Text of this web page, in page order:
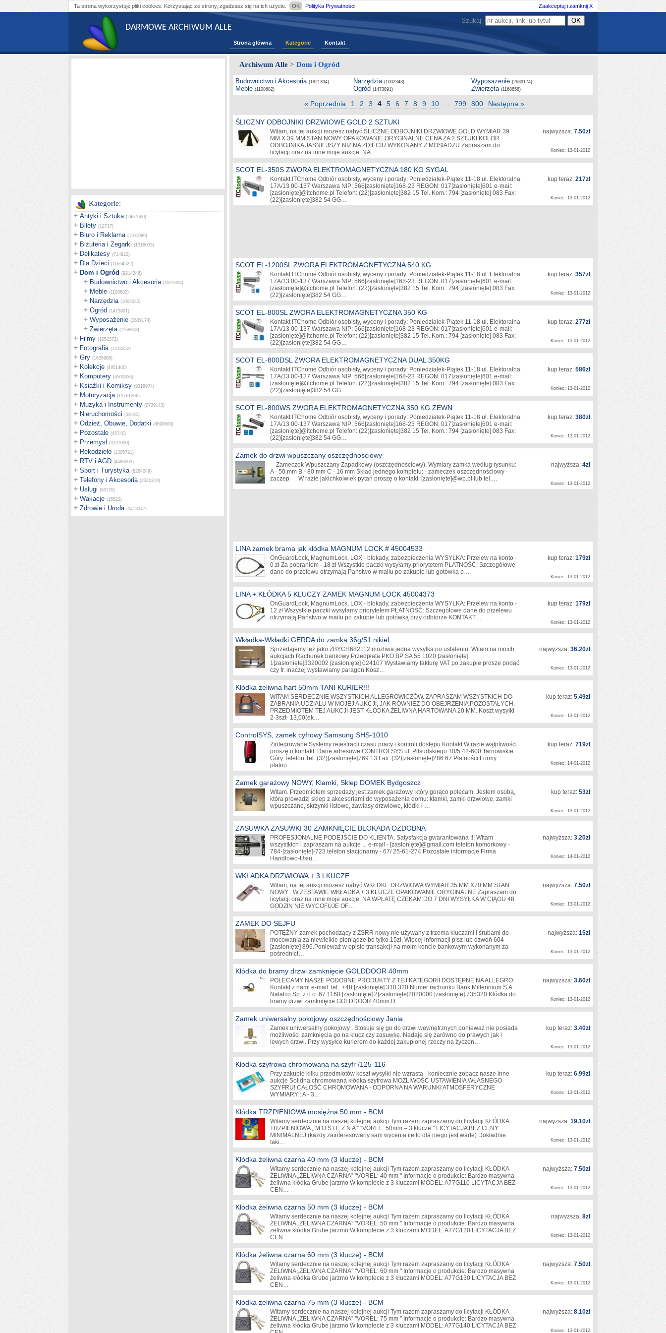
Ta strona wykorzystuje pliki cookies. Korzystając ze strony, zgadzasz się na ich użycie. OK Polityka Prywatności Zaakceptuj i zamknij X
DARMOWE ARCHIWUM ALLE
Strona główna Kategorie Kontakt
Szukaj:
Kategorie:
+ Antyki i Sztuka (2467660)
+ Bilety (12717)
+ Biuro i Reklama (1101086)
+ Biżuteria i Zegarki (1318033)
+ Delikatesy (714822)
+ Dla Dzieci (11664522)
+ Dom i Ogród (9214346)
+ Budownictwo i Akcesoria (1821394)
+ Meble (1108682)
+ Narzędzia (1002343)
+ Ogród (1473891)
+ Wyposażenie (2639174)
+ Zwierzęta (1168858)
+ Filmy (1052372)
+ Fotografia (1233352)
+ Gry (1635988)
+ Kolekcje (4951400)
+ Komputery (4500856)
+ Książki i Komiksy (9318974)
+ Motoryzacja (12761266)
+ Muzyka i Instrumenty (2739143)
+ Nieruchomości (38185)
+ Odzież, Obuwie, Dodatki (4599609)
+ Pozostałe (45740)
+ Przemysł (3137090)
+ Rękodzieło (1305721)
+ RTV i AGD (4480003)
+ Sport i Turystyka (6284249)
+ Telefony i Akcesoria (2320319)
+ Usługi (65729)
+ Wakacje (15522)
+ Zdrowie i Uroda (3413347)
Archiwum Alle > Dom i Ogród
Budownictwo i Akcesoria (1821394)
Meble (1108682)
Narzędzia (1002343)
Ogród (1473891)
Wyposażenie (2639174)
Zwierzęta (1168858)
« Poprzednia 1 2 3 4 5 6 7 8 9 10 … 799 800 Następna »
ŚLICZNY ODBOJNIKI DRZWIOWE GOLD 2 SZTUKI
Witam, na tej aukcji możesz nabyć ŚLICZNE ODBOJNIKI DRZWIOWE GOLD WYMIAR 39
MM X 39 MM STAN NOWY OPAKOWANIE ORYGINALNE CENA ZA 2 SZTUKI KOLOR
ODBOJNIKA JASNIEJSZY NIZ NA ZDIECIU WYKONANY Z MOSIADZU Zapraszam do
licytacji oraz na inne moje aukcje. NA …
najwyższa: 7.50zł
Koniec: 13-01-2012
SCOT EL-350S ZWORA ELEKTROMAGNETYCZNA 180 KG SYGAL
Kontakt ITChome Odbiór osobisty, wyceny i porady: Poniedziałek-Piątek 11-18 ul. Elektoralna
17A/13 00-137 Warszawa NIP: 566 [zasłonięte]168-23 REGON: 017 [zasłonięte]601 e-mail:
[zasłonięte]@itchome.pl Telefon: (22)[zasłonięte]382 15 Tel. Kom.: 794 [zasłonięte] 083 Fax:
(22)[zasłonięte]382 54 GG…
kup teraz: 217zł
Koniec: 13-01-2012
SCOT EL-1200SL ZWORA ELEKTROMAGNETYCZNA 540 KG
Kontakt ITChome Odbiór osobisty, wyceny i porady: Poniedziałek-Piątek 11-18 ul. Elektoralna
17A/13 00-137 Warszawa NIP: 566 [zasłonięte]168-23 REGON: 017 [zasłonięte]601 e-mail:
[zasłonięte]@itchome.pl Telefon: (22)[zasłonięte]382 15 Tel. Kom.: 794 [zasłonięte] 083 Fax:
(22)[zasłonięte]382 54 GG…
kup teraz: 357zł
Koniec: 13-01-2012
SCOT EL-800SL ZWORA ELEKTROMAGNETYCZNA 350 KG
Kontakt ITChome Odbiór osobisty, wyceny i porady: Poniedziałek-Piątek 11-18 ul. Elektoralna
17A/13 00-137 Warszawa NIP: 566 [zasłonięte]168-23 REGON: 017 [zasłonięte]601 e-mail:
[zasłonięte]@itchome.pl Telefon: (22)[zasłonięte]382 15 Tel. Kom.: 794 [zasłonięte] 083 Fax:
(22)[zasłonięte]382 54 GG…
kup teraz: 277zł
Koniec: 13-01-2012
SCOT EL-800DSL ZWORA ELEKTROMAGNETYCZNA DUAL 350KG
Kontakt ITChome Odbiór osobisty, wyceny i porady: Poniedziałek-Piątek 11-18 ul. Elektoralna
17A/13 00-137 Warszawa NIP: 566 [zasłonięte]168-23 REGON: 017 [zasłonięte]601 e-mail:
[zasłonięte]@itchome.pl Telefon: (22)[zasłonięte]382 15 Tel. Kom.: 794 [zasłonięte] 083 Fax:
(22)[zasłonięte]382 54 GG…
kup teraz: 586zł
Koniec: 13-01-2012
SCOT EL-800WS ZWORA ELEKTROMAGNETYCZNA 350 KG ZEWN
Kontakt ITChome Odbiór osobisty, wyceny i porady: Poniedziałek-Piątek 11-18 ul. Elektoralna
17A/13 00-137 Warszawa NIP: 566 [zasłonięte]168-23 REGON: 017 [zasłonięte]601 e-mail:
[zasłonięte]@itchome.pl Telefon: (22)[zasłonięte]382 15 Tel. Kom.: 794 [zasłonięte] 083 Fax:
(22)[zasłonięte]382 54 GG…
kup teraz: 380zł
Koniec: 13-01-2012
Zamek do drzwi wpuszczany oszczędnościowy
Zameczek Wpuszczany Zapadkowy (oszczędnościowy). Wymiary zamka według rysunku:
A - 50 mm B - 80 mm C - 16 mm Skład jednego kompletu: - zameczek oszczędnościowy -
zaczep W razie jakichkolwiek pytań proszę o kontakt: [zasłonięte]@wp.pl lub tel.…
najwyższa: 4zł
Koniec: 13-01-2012
LINA zamek brama jak kłódka MAGNUM LOCK # 45004533
OnGuardLock, MagnumLock, LOX - blokady, zabezpieczenia WYSYŁKA: Przelew na konto -
0 zł Za pobraniem - 18 zł Wszystkie paczki wysyłamy priorytetem PŁATNOŚĆ: Szczegółowe
dane do przelewu otrzymają Państwo w mailu po zakupie lub gotówką p…
kup teraz: 179zł
Koniec: 13-01-2012
LINA + KŁÓDKA 5 KLUCZY ZAMEK MAGNUM LOCK 45004373
OnGuardLock, MagnumLock, LOX - blokady, zabezpieczenia WYSYŁKA: Przelew na konto -
12 zł Wszystkie paczki wysyłamy priorytetem PŁATNOŚĆ: Szczegółowe dane do przelewu
otrzymają Państwo w mailu po zakupie lub gotówką przy odbiorze KONTAKT…
kup teraz: 179zł
Koniec: 13-01-2012
Wkładka-Wkładki GERDA do zamka 36g/51 nikiel
Sprzedajemy też jako ZBYCH682112 możliwa jedna wysyłka po ustaleniu. Witam na moich
aukcjach Rachunek bankowy Przedpłata PKO BP SA 55 1020 [zasłonięte]
1 [zasłonięte]3320002 [zasłonięte] 024107 Wystawiamy fakturę VAT po zakupie prosze podać
czy fr. inaczej wystawiamy paragon Kosz…
najwyższa: 36.20zł
Koniec: 13-01-2012
Kłódka żeliwna hart 50mm TANI KURIER!!!
WITAM SERDECZNIE WSZYSTKICH ALLEGROWICZÓW. ZAPRASZAM WSZYSTKICH DO
ZABRANIA UDZIAŁU W MOJEJ AUKCJI, JAK RÓWNIEŻ DO OBEJRZENIA POZOSTAŁYCH.
PRZEDMIOTEM TEJ AUKCJI JEST KŁÓDKA ŻELIWNA HARTOWANA 20 MM. Koszt wysyłki
2-3szt- 13,00(ek…
kup teraz: 5.49zł
Koniec: 13-01-2012
ControlSYS, zamek cyfrowy Samsung SHS-1010
Zintegrowane Systemy rejestracji czasu pracy i kontroli dostępu Kontakt W razie wątpliwości
proszę o kontakt: Dane adresowe CONTROLSYS ul. Piłsudskiego 10/5 42-600 Tarnowskie
Góry Telefon Tel: (32)[zasłonięte]769 13 Fax: (32)[zasłonięte]286 67 Płatności Formy
płatno…
kup teraz: 719zł
Koniec: 14-01-2012
Zamek garażowy NOWY, Klamki, Sklep DOMEK Bydgoszcz
Witam. Przedmiotem sprzedaży jest zamek garażowy, który gorąco polecam. Jestem osobą,
która prowadzi sklep z akcesoriami do wyposażenia domu: klamki, zamki drzwiowe, zamki
wpuszczane, skrzynki listowe, zawiasy drzwiowe, kłódki i …
kup teraz: 53zł
Koniec: 13-01-2012
ZASUWKA ZASUWKI 30 ZAMKNIĘCIE BLOKADA OZDOBNA
PROFESJONALNE PODEJŚCIE DO KLIENTA. Satysfakcja gwarantowana !!! Witam
wszystkich i zapraszam na aukcje ... e-mail - [zasłonięte]@gmail.com telefon komórkowy -
784-[zasłonięte]-723 telefon stacjonarny - 67/ 25-61-274 Pozostałe informacje Firma
Handlowo-Usłu…
najwyższa: 3.20zł
Koniec: 14-01-2012
WKŁADKA DRZWIOWA + 3 LKUCZE
Witam, na tej aukcji możesz nabyć WKŁDKE DRZWIOWA WYMIAR 35 MM X70 MM STAN
NOWY . W ZESTAWIE WKŁADKA + 3 KLUCZE OPAKOWANIE ORYGINALNE Zapraszam do
licytacji oraz na inne moje aukcje. NA WPŁATĘ CZEKAM DO 7 DNI WYSYŁKA W CIĄGU 48
GODZIN NIE WYCOFUJE OF…
najwyższa: 7.50zł
Koniec: 13-01-2012
ZAMEK DO SEJFU
POTĘŻNY zamek pochodzący z ZSRR nowy nie używany z trzema kluczami i śrubami do
mocowania za niewielkie pieniądze bo tylko 15zł. Więcej informacji pisz lub dzwoń 604
[zasłonięte] 896.Ponieważ w opisie transakcji na moim koncie bankowym wykonanym za
pośrednict…
najwyższa: 15zł
Koniec: 13-01-2012
Kłódka do bramy drzwi zamknięcie GOLDDOOR 40mm
POLECAMY NASZE PODOBNE PRODUKTY Z TEJ KATEGORII DOSTĘPNE NA ALLEGRO:
Kontakt z nami e-mail: tel.: +48 [zasłonięte] 310 320 Numer rachunku Bank Millennium S.A.
Natalco Sp. z o.o. 67 1160 [zasłonięte] 2 [zasłonięte]2020000 [zasłonięte] 735320 Kłódka do
bramy drzwi zamknięcie GOLDDOOR 40mm D…
najwyższa: 3.60zł
Koniec: 13-01-2012
Zamek uniwersalny pokojowy oszczędnościowy Jania
Zamek uniwersalny pokojowy . Stosuje się go do drzwi wewnętrznych ponieważ nie posiada
możliwości zamknięcia go na klucz czy zasuwkę. Nadaje się zarówno do prawych jak i
lewych drzwi. Przy wysyłce kurierem do każdej zakupionej rzeczy na życzen…
kup teraz: 3.40zł
Koniec: 13-01-2012
Kłódka szyfrowa chromowana na szyfr /125-116
Przy zakupie kilku przedmiotów koszt wysyłki nie wzrasta - koniecznie zobacz nasze inne
aukcje Solidna chromowana kłódka szyfrowa MOŻLIWOŚĆ USTAWIENIA WŁASNEGO
SZYFRU! CAŁOŚĆ CHROMOWANA - ODPORNA NA WARUNKI ATMOSFERYCZNE
WYMIARY : A - 3…
kup teraz: 6.99zł
Koniec: 13-01-2012
Kłódka TRZPIENIOWA mosiężna 50 mm - BCM
Witamy serdecznie na naszej kolejnej aukcji Tym razem zapraszamy do licytacji KŁÓDKA
TRZPIENIOWA „ M O S I Ę Ż N A ” "VOREL: 50mm – 3 klucze " LICYTACJA BEZ CENY
MINIMALNEJ (każdy zainteresowany sam wycenia ile to dla niego jest warte) Dokładnie
taki…
najwyższa: 19.10zł
Koniec: 13-01-2012
Kłódka żeliwna czarna 40 mm (3 klucze) - BCM
Witamy serdecznie na naszej kolejnej aukcji Tym razem zapraszamy do licytacji KŁÓDKA
ŻELIWNA „ŻELIWNA CZARNA” "VOREL: 40 mm " Informacje o produkcie: Bardzo masywna
żeliwna kłódka Grube jarzmo W komplecie z 3 kluczami MODEL: A77G110 LICYTACJA BEZ
CEN…
najwyższa: 7.50zł
Koniec: 13-01-2012
Kłódka żeliwna czarna 50 mm (3 klucze) - BCM
Witamy serdecznie na naszej kolejnej aukcji Tym razem zapraszamy do licytacji KŁÓDKA
ŻELIWNA „ŻELIWNA CZARNA” "VOREL: 50 mm " Informacje o produkcie: Bardzo masywna
żeliwna kłódka Grube jarzmo W komplecie z 3 kluczami MODEL: A77G120 LICYTACJA BEZ
CEN…
najwyższa: 8zł
Koniec: 13-01-2012
Kłódka żeliwna czarna 60 mm (3 klucze) - BCM
Witamy serdecznie na naszej kolejnej aukcji Tym razem zapraszamy do licytacji KŁÓDKA
ŻELIWNA „ŻELIWNA CZARNA” "VOREL: 60 mm " Informacje o produkcie: Bardzo masywna
żeliwna kłódka Grube jarzmo W komplecie z 3 kluczami MODEL: A77G130 LICYTACJA BEZ
CEN…
najwyższa: 7.50zł
Koniec: 13-01-2012
Kłódka żeliwna czarna 75 mm (3 klucze) - BCM
Witamy serdecznie na naszej kolejnej aukcji Tym razem zapraszamy do licytacji KŁÓDKA
ŻELIWNA „ŻELIWNA CZARNA” "VOREL: 75 mm " Informacje o produkcie: Bardzo masywna
żeliwna kłódka Grube jarzmo W komplecie z 3 kluczami MODEL: A77G140 LICYTACJA BEZ
najwyższa: 8.10zł
Koniec: 13-01-2012